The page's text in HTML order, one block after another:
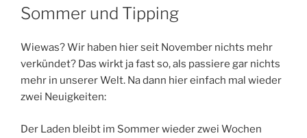
AM
Sommer und Tipping
Wiewas? Wir haben hier seit November nichts mehr
verkündet? Das wirkt ja fast so, als passiere gar nichts
mehr in unserer Welt. Na dann hier einfach mal wieder
zwei Neuigkeiten:
Der Laden bleibt im Sommer wieder zwei Wochen